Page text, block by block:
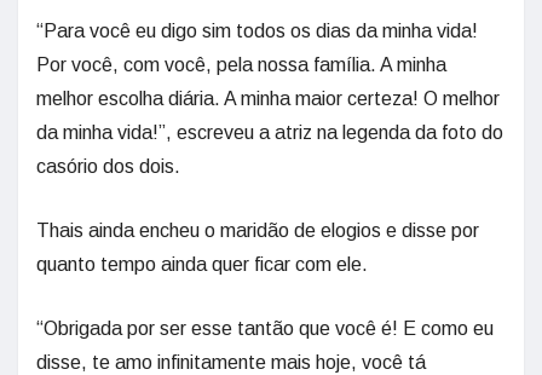
“Para você eu digo sim todos os dias da minha vida!
Por você, com você, pela nossa família. A minha
melhor escolha diária. A minha maior certeza! O melhor
da minha vida!”, escreveu a atriz na legenda da foto do
casório dos dois.
Thais ainda encheu o maridão de elogios e disse por
quanto tempo ainda quer ficar com ele.
“Obrigada por ser esse tantão que você é! E como eu
disse, te amo infinitamente mais hoje, você tá